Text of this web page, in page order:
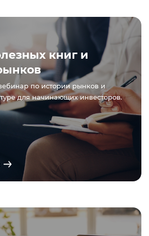
книг и
по истории рынков и
для начинающих инвесторов.